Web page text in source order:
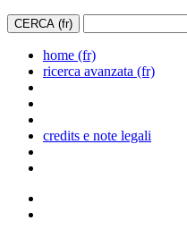
home (fr)
ricerca avanzata (fr)
credits e note legali